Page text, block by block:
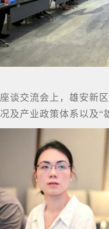
座谈交流会上，雄安新
况及产业政策体系以及“